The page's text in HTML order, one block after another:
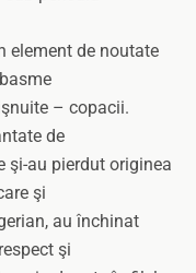
element de noutate
– copacii.
de
şi-au pierdut originea
şi
au închinat
şi